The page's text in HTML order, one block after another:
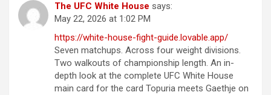
The UFC White House says:
May 22, 2026 at 1:02 PM
https://white-house-fight-guide.lovable.app/
Seven matchups. Across four weight divisions.
Two walkouts of championship length. An in-
depth look at the complete UFC White House
main card for the card Topuria meets Gaethje on